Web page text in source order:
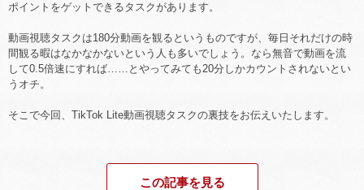
ポイントをゲットできるタスクがあります。
動画視聴タスクは180分動画を観るというものですが、毎日それだけの時
間観る暇はなかなかないという人も多いでしょう。なら無音で動画を流
して0.5倍速にすれば……とやってみても20分しかカウントされないとい
うオチ。
そこで今回、TikTok Lite動画視聴タスクの裏技をお伝えいたします。
この記事を見る